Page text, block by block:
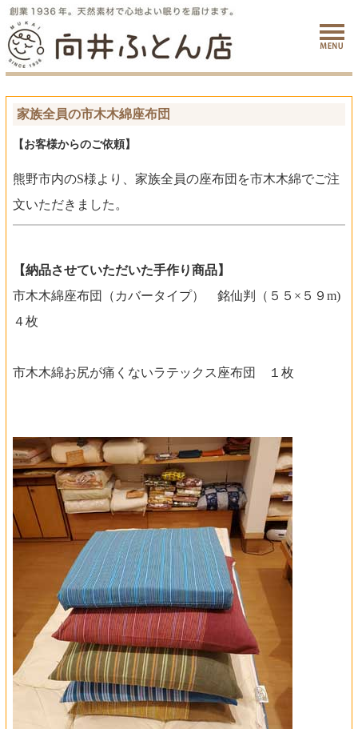
家族全員の市木木綿座布団
【お客様からのご依頼】
熊野市内のS様より、家族全員の座布団を市木木綿でご注
文いただきました。
【納品させていただいた手作り商品】
市木木綿座布団（カバータイプ） 銘仙判（５５×５９m)
４枚
市木木綿お尻が痛くないラテックス座布団 １枚